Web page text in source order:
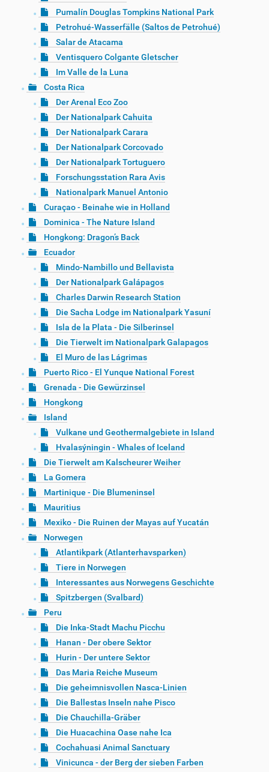
Pumalín Douglas Tompkins National Park
Petrohué-Wasserfälle (Saltos de Petrohué)
Salar de Atacama
Ventisquero Colgante Gletscher
Im Valle de la Luna
Costa Rica
Der Arenal Eco Zoo
Der Nationalpark Cahuita
Der Nationalpark Carara
Der Nationalpark Corcovado
Der Nationalpark Tortuguero
Forschungsstation Rara Avis
Nationalpark Manuel Antonio
Curaçao - Beinahe wie in Holland
Dominica - The Nature Island
Hongkong: Dragon’s Back
Ecuador
Mindo-Nambillo und Bellavista
Der Nationalpark Galápagos
Charles Darwin Research Station
Die Sacha Lodge im Nationalpark Yasuní
Isla de la Plata - Die Silberinsel
Die Tierwelt im Nationalpark Galapagos
El Muro de las Lágrimas
Puerto Rico - El Yunque National Forest
Grenada - Die Gewürzinsel
Hongkong
Island
Vulkane und Geothermalgebiete in Island
Hvalasýningin - Whales of Iceland
Die Tierwelt am Kalscheurer Weiher
La Gomera
Martinique - Die Blumeninsel
Mauritius
Mexiko - Die Ruinen der Mayas auf Yucatán
Norwegen
Atlantikpark (Atlanterhavsparken)
Tiere in Norwegen
Interessantes aus Norwegens Geschichte
Spitzbergen (Svalbard)
Peru
Die Inka-Stadt Machu Picchu
Hanan - Der obere Sektor
Hurin - Der untere Sektor
Das Maria Reiche Museum
Die geheimnisvollen Nasca-Linien
Die Ballestas Inseln nahe Pisco
Die Chauchilla-Gräber
Die Huacachina Oase nahe Ica
Cochahuasi Animal Sanctuary
Vinicunca - der Berg der sieben Farben